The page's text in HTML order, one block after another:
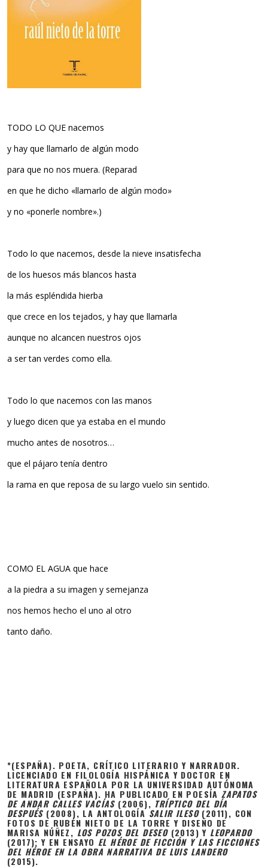
TODO LO QUE nacemos
y hay que llamarlo de algún modo
para que no nos muera. (Reparad
en que he dicho «llamarlo de algún modo»
y no «ponerle nombre».)
Todo lo que nacemos, desde la nieve insatisfecha
de los huesos más blancos hasta
la más espléndida hierba
que crece en los tejados, y hay que llamarla
aunque no alcancen nuestros ojos
a ser tan verdes como ella.
Todo lo que nacemos con las manos
y luego dicen que ya estaba en el mundo
mucho antes de nosotros…
que el pájaro tenía dentro
la rama en que reposa de su largo vuelo sin sentido.
COMO EL AGUA que hace
a la piedra a su imagen y semejanza
nos hemos hecho el uno al otro
tanto daño.
*(ESPAÑA). POETA, CRÍTICO LITERARIO Y NARRADOR.
LICENCIADO EN FILOLOGÍA HISPÁNICA Y DOCTOR EN
LITERATURA ESPAÑOLA POR LA UNIVERSIDAD AUTÓNOMA
DE MADRID (ESPAÑA). HA PUBLICADO EN POESÍAZAPATOS
DE ANDAR CALLES VACÍAS(2006), TRÍPTICO DEL DÍA
DESPUÉS(2008), LA ANTOLOGÍASALIR ILESO(2011), CON
FOTOS DE RUBÉN NIETO DE LA TORRE Y DISEÑO DE
MARISA NÚÑEZ, LOS POZOS DEL DESEO(2013) Y LEOPARDO
(2017); Y EN ENSAYO EL HÉROE DE FICCIÓN Y LAS FICCIONES
DEL HÉROE EN LA OBRA NARRATIVA DE LUIS LANDERO
(2015).